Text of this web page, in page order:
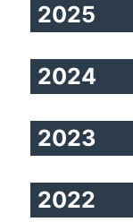
2025
2024
2023
2022